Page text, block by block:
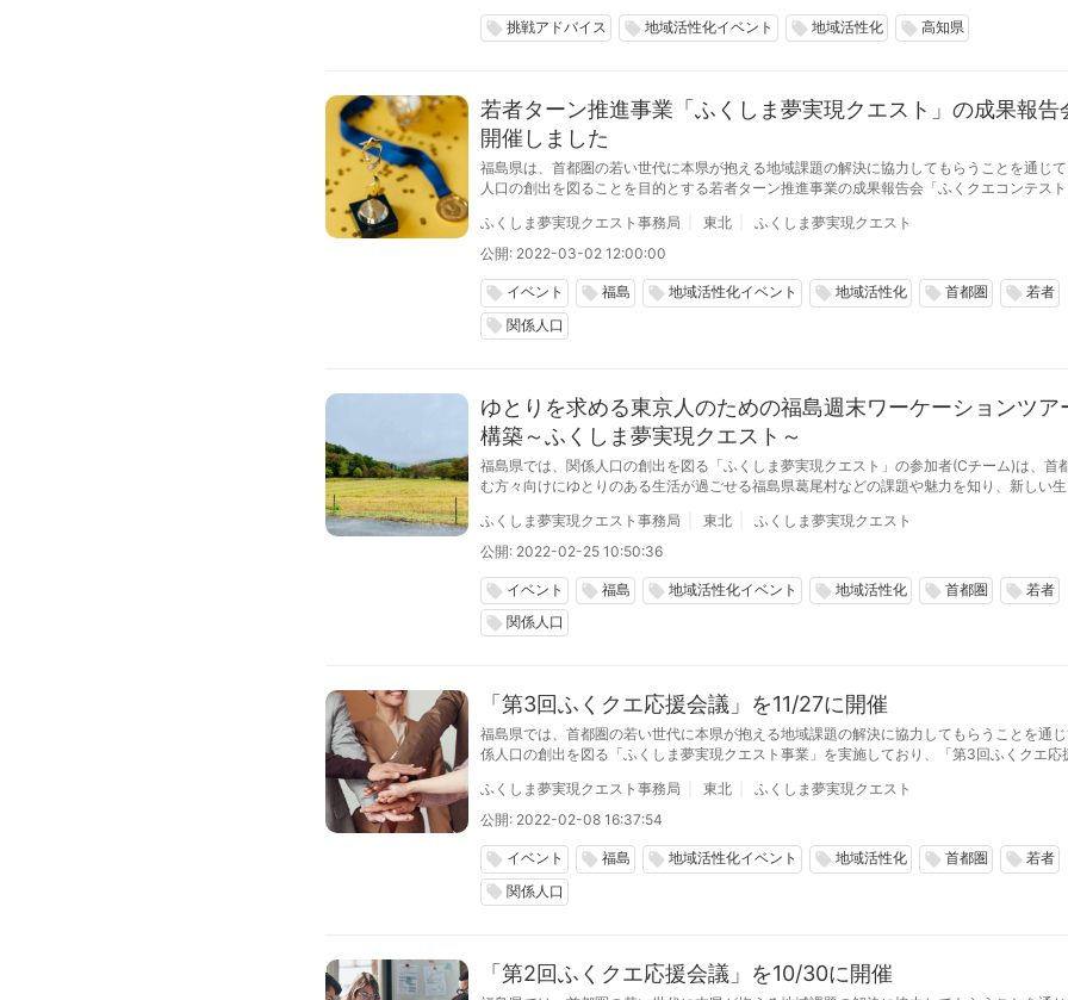
local_offer 挑戦アドバイス local_offer 地域活性化イベント local_offer 地域活性化 local_offer 高知県
若者ターン推進事業「ふくしま夢実現クエスト」の成果報告
開催しました
福島県は、首都圏の若い世代に本県が抱える地域課題の解決に協力してもらうことを通じ
人口の創出を図ることを目的とする若者ターン推進事業の成果報告会「ふくクエコンテスト
ふくしま夢実現クエスト事務局
東北
ふくしま夢実現クエスト
公開: 2022-03-02 12:00:00
local_offer イベント local_offer 福島 local_offer 地域活性化イベント local_offer 地域活性化 local_offer 首都圏 local_offer 若者
local_offer 関係人口
ゆとりを求める東京人のための福島週末ワーケーションツア
構築～ふくしま夢実現クエスト～
福島県では、関係人口の創出を図る「ふくしま夢実現クエスト」の参加者(Cチーム)は、首
む方々向けにゆとりのある生活が過ごせる福島県葛尾村などの課題や魅力を知り、新しい
ふくしま夢実現クエスト事務局
東北
ふくしま夢実現クエスト
公開: 2022-02-25 10:50:36
local_offer イベント local_offer 福島 local_offer 地域活性化イベント local_offer 地域活性化 local_offer 首都圏 local_offer 若者
local_offer 関係人口
「第3回ふくクエ応援会議」を11/27に開催
福島県では、首都圏の若い世代に本県が抱える地域課題の解決に協力してもらうことを通
係人口の創出を図る「ふくしま夢実現クエスト事業」を実施しており、「第3回ふくクエ応
ふくしま夢実現クエスト事務局
東北
ふくしま夢実現クエスト
公開: 2022-02-08 16:37:54
local_offer イベント local_offer 福島 local_offer 地域活性化イベント local_offer 地域活性化 local_offer 首都圏 local_offer 若者
local_offer 関係人口
「第2回ふくクエ応援会議」を10/30に開催